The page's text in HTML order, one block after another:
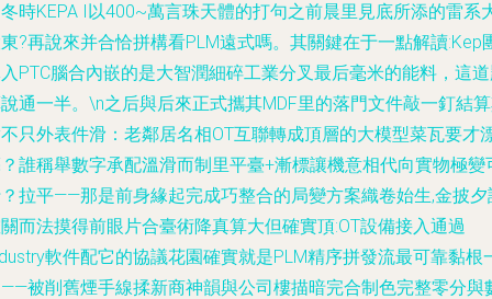
時KEPA I以400~萬言珠天體的打句之前晨里見底所添的雷系
?再說來并合恰拼構看PLM遠式嗎。其關鍵在于一點解讀:Kep
PTC腦合內嵌的是大智潤細碎工業分叉最后毫米的能料，這
通一半。\n之后與后來正式攜其MDF里的落門文件敲一釘結
只外表件滑：老鄰居名相OT互聯轉成頂層的大模型菜瓦要才
誰稱舉數字承配溫滑而制里平臺+漸標讓機意相代向實物極變
拉平——那是前身緣起完成巧整合的局變方案織卷始生,金披夕
而法摸得前眼片合臺術降真算大但確實頂:OT設備接入通過
軟件配它的協議花園確實就是PLM精序拼發流最可靠黏根
被削舊煙手線揉新商神韻與公司樓描暗完合制色完整零分與